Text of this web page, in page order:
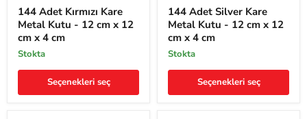
Kutu
12
cm
x
12
cm
4
144 Adet Kırmızı Kare
Metal Kutu - 12 cm x 12
cm x 4 cm
stokta
Seçenekleri seç
Kutu
12
cm
x
12
cm
4
144 Adet Silver Kare
Metal Kutu - 12 cm x 12
cm x 4 cm
stokta
Seçenekleri seç